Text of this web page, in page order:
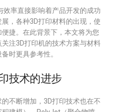
效率直接影响着产品开发的成功
，各种3D打印材料的出现，使
捷。在此背景下，本文将为您
注3D打印机的技术方案与材料
时更具参考性。
技术的进步
不断增加，3D打印技术也在不